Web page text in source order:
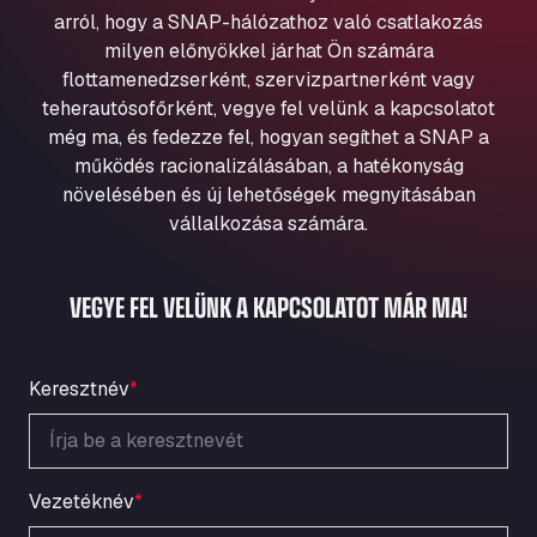
Aqua Ariva GmbH
Marie-Curie-Straße 24, 68219
Aral Autohof Bockel
An der Autobahn 1, 27404
ARAL Autohof Bockenem
Oppelner Str. 1, 31167
ARAL Autohof Merklingen
Schellweilerstraße 1, 66871
Obernburger Str. 127, 63811
Ardleigh South Services
a120 westbound, CO77SL
arról, hogy a SNAP-hálózathoz való csatlakozás
milyen előnyökkel járhat Ön számára
flottamenedzserként, szervizpartnerként vagy
teherautósofőrként, vegye fel velünk a kapcsolatot
még ma, és fedezze fel, hogyan segíthet a SNAP a
működés racionalizálásában, a hatékonyság
növelésében és új lehetőségek megnyitásában
vállalkozása számára.
VEGYE FEL VELÜNK A KAPCSOLATOT MÁR MA!
Keresztnév*
Vezetéknév*